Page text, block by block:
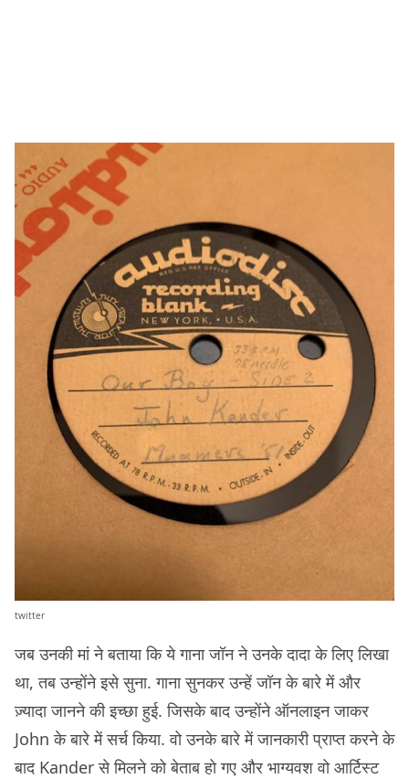
twitter
जब उनकी मां ने बताया कि ये गाना जॉन ने उनके दादा के लिए लिखा
था, तब उन्होंने इसे सुना. गाना सुनकर उन्हें जॉन के बारे में और
ज़्यादा जानने की इच्छा हुई. जिसके बाद उन्होंने ऑनलाइन जाकर
John के बारे में सर्च किया. वो उनके बारे में जानकारी प्राप्त करने के
बाद Kander से मिलने को बेताब हो गए और भाग्यवश वो आर्टिस्ट